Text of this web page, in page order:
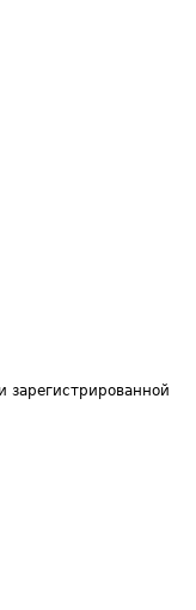
зарегистрированной